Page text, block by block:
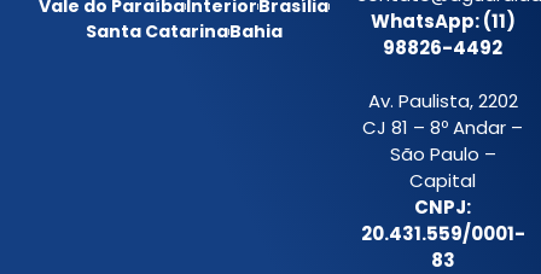
Vale do ParaíbaInteriorBrasília
Santa CatarinaBahia
WhatsApp: (11)
98826-4492
Av. Paulista, 2202
CJ 81 – 8º Andar –
São Paulo –
Capital
CNPJ:
20.431.559/0001-
83